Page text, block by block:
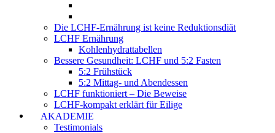
Die LCHF-Ernährung ist keine Reduktionsdiät
LCHF Ernährung
Kohlenhydrattabellen
Bessere Gesundheit: LCHF und 5:2 Fasten
5:2 Frühstück
5:2 Mittag- und Abendessen
LCHF funktioniert – Die Beweise
LCHF-kompakt erklärt für Eilige
AKADEMIE
Testimonials